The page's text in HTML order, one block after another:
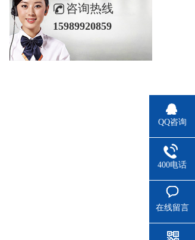
咨询热线
15989920859
QQ咨询
400电话
在线留言